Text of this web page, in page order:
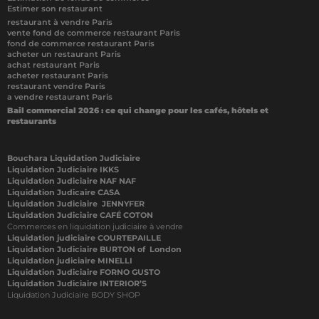
Estimer son restaurant
restaurant à vendre Paris
vente fond de commerce restaurant Paris
fond de commerce restaurant Paris
acheter un restaurant Paris
achat restaurant Paris
acheter restaurant Paris
restaurant vendre Paris
a vendre restaurant Paris
Bail commercial 2026 : ce qui change pour les cafés, hôtels et
restaurants
Bouchara Liquidation Judiciaire
Liquidation Judiciaire IKKS
Liquidation Judiciaire NAF NAF
Liquidation Judicaire CASA
Liquidation Judiciaire JENNYFER
Liquidation Judiciaire CAFÉ COTON
Commerces en liquidation judiciaire à vendre
Liquidation judiciaire COURTEPAILLE
Liquidation Judiciaire BURTON of London
Liquidation judiciaire MINELLI
Liquidation Judiciaire FORNO GUSTO
Liquidation Judiciaire INTERIOR’S
Liquidation Judiciaire BODY SHOP